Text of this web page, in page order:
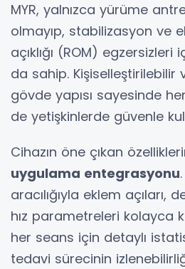
MYR, yalnızca yürüme
olmayıp, stabilizasyon ve
açıklığı (ROM)
da sahip. Kişiselleştirilebilir
gövde yapısı sayesinde
de yetişkinlerde güvenle
Cihazın öne çıkan
uygulama entegrasyonu
aracılığıyla eklem açıları,
hız parametreleri kolayca
her seans için detaylı
tedavi sürecinin